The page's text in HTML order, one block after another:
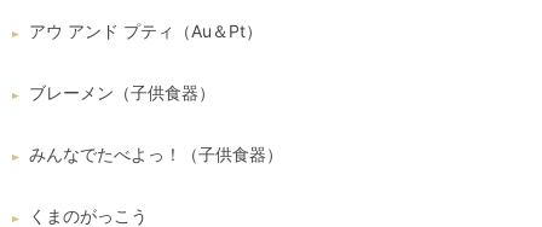
アウ アンド プティ（Au＆Pt）
ブレーメン（子供食器）
みんなでたべよっ！（子供食器）
くまのがっこう